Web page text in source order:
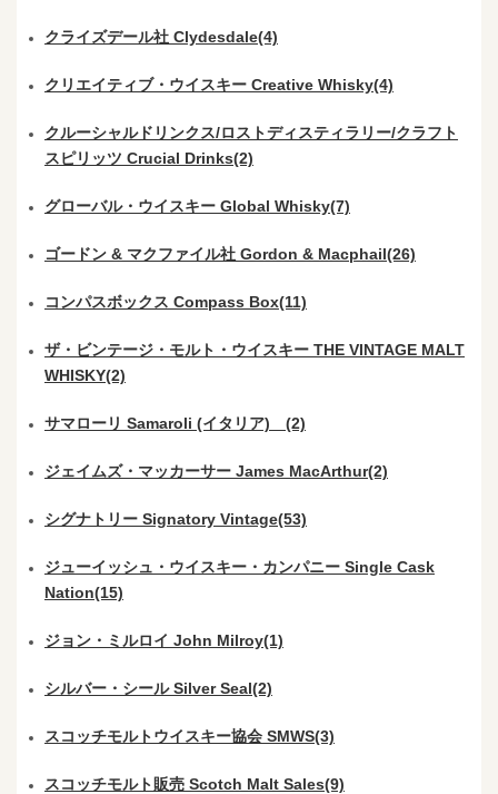
クライズデール社 Clydesdale(4)
クリエイティブ・ウイスキー Creative Whisky(4)
クルーシャルドリンクス/ロストディスティラリー/クラフト
スピリッツ Crucial Drinks(2)
グローバル・ウイスキー Global Whisky(7)
ゴードン & マクファイル社 Gordon & Macphail(26)
コンパスボックス Compass Box(11)
ザ・ビンテージ・モルト・ウイスキー THE VINTAGE MALT
WHISKY(2)
サマローリ Samaroli (イタリア) (2)
ジェイムズ・マッカーサー James MacArthur(2)
シグナトリー Signatory Vintage(53)
ジューイッシュ・ウイスキー・カンパニー Single Cask
Nation(15)
ジョン・ミルロイ John Milroy(1)
シルバー・シール Silver Seal(2)
スコッチモルトウイスキー協会 SMWS(3)
スコッチモルト販売 Scotch Malt Sales(9)